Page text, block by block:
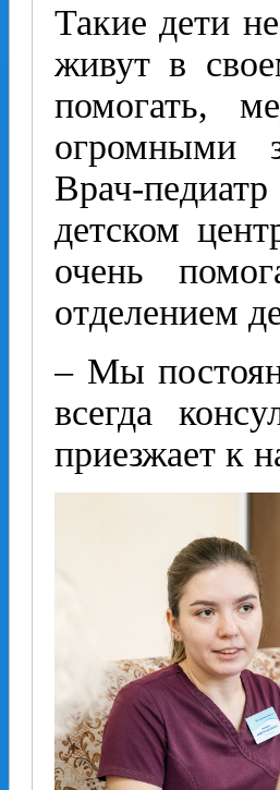
Такие дети
живут в
помогать,
огромными
Врач-
детском
очень
отделением
– Мы
всегда
приезжает к